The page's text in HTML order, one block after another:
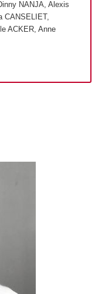
NANJA, Alexis
CANSELIET,
ACKER, Anne